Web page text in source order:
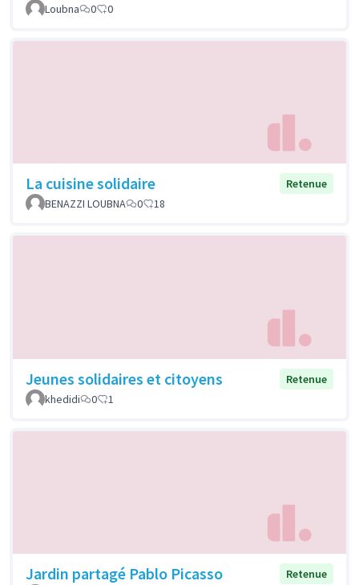
Loubna 0 0
La cuisine solidaire
Retenue
BENAZZI LOUBNA
0 18
Jeunes solidaires et citoyens
Retenue
khedidi
0 1
Jardin partagé Pablo Picasso
Retenue